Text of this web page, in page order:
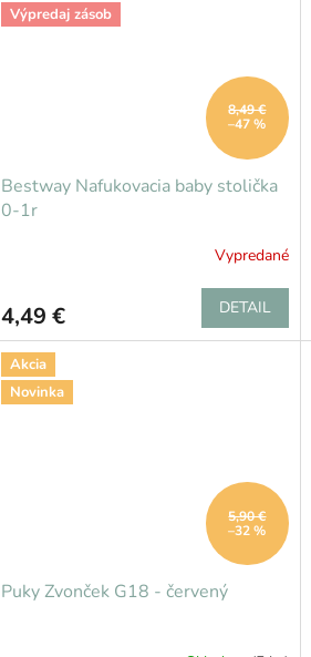
Výpredaj zásob
8,49 €
–47 %
Bestway Nafukovacia baby stolička
0-1r
Vypredané
4,49 € DETAIL
Akcia
Novinka
5,90 €
–32 %
Puky Zvonček G18 - červený